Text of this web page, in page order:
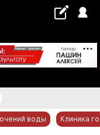
°С
воды Клиника